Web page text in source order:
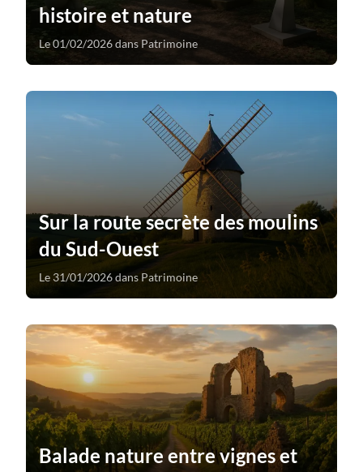
histoire et nature
Le 01/02/2026 dans Patrimoine
Sur la route secrète des moulins
du Sud-Ouest
Le 31/01/2026 dans Patrimoine
Balade nature entre vignes et